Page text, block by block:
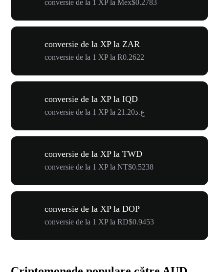
conversie de la 1 XP la Mex$0.2783
conversie de la XP la ZAR
conversie de la 1 XP la R0.2622
conversie de la XP la IQD
conversie de la 1 XP la ع.د21.20
conversie de la XP la TWD
conversie de la 1 XP la NT$0.5238
conversie de la XP la DOP
conversie de la 1 XP la RD$0.9453